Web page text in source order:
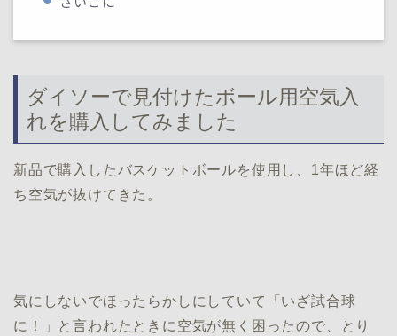
ダイソーで見付けたボール用空気入
れを購入してみました
新品で購入したバスケットボールを使用し、1年ほど経
ち空気が抜けてきた。
気にしないでほったらかしにしていて「いざ試合球
に！」と言われたときに空気が無く困ったので、とり